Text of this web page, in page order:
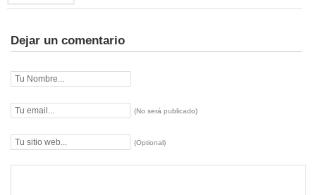
Dejar un comentario
(No será publicado)
(Optional)